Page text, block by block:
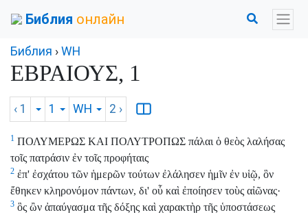
Библия онлайн
Библия › WH
ΕΒΡΑΙΟΥΣ, 1
‹ 1 1 WH 2 ›
1 ΠΟΛΥΜΕΡΩΣ ΚΑΙ ΠΟΛΥΤΡΟΠΩΣ πάλαι ὁ θεὸς λαλήσας
τοῖς πατράσιν ἐν τοῖς προφήταις
2 ἐπ' ἐσχάτου τῶν ἡμερῶν τούτων ἐλάλησεν ἡμῖν ἐν υἱῷ, ὃν
ἔθηκεν κληρονόμον πάντων, δι' οὗ καὶ ἐποίησεν τοὺς αἰῶνας·
3 ὃς ὢν ἀπαύγασμα τῆς δόξης καὶ χαρακτὴρ τῆς ὑποστάσεως